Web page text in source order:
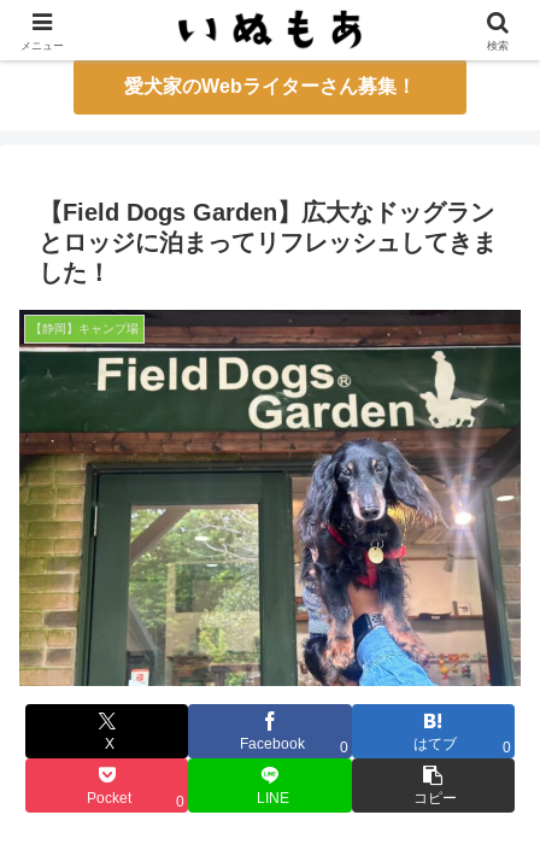
もっと愛犬とお出かけしたくなるメディア
愛犬家のWebライターさん募集！
【Field Dogs Garden】広大なドッグラン
とロッジに泊まってリフレッシュしてきま
した！
【静岡】キャンプ場
X Facebook 0 はてブ 0
Pocket 0 LINE コピー
メニュー 検索